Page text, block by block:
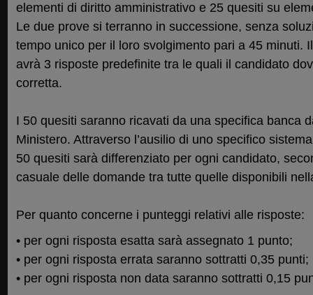
elementi di diritto amministrativo e 25 quesiti su
Le due prove si terranno in successione, senza
tempo unico per il loro svolgimento pari a 45 minuti.
avrà 3 risposte predefinite tra le quali il candidato
corretta.
I 50 quesiti saranno ricavati da una specifica banca
Ministero. Attraverso l’ausilio di uno specifico
50 quesiti sarà differenziato per ogni candidato,
casuale delle domande tra tutte quelle disponibili
Per quanto concerne i punteggi relativi alle risposte:
• per ogni risposta esatta sarà assegnato 1 punto;
• per ogni risposta errata saranno sottratti 0,35 punti;
• per ogni risposta non data saranno sottratti 0,15